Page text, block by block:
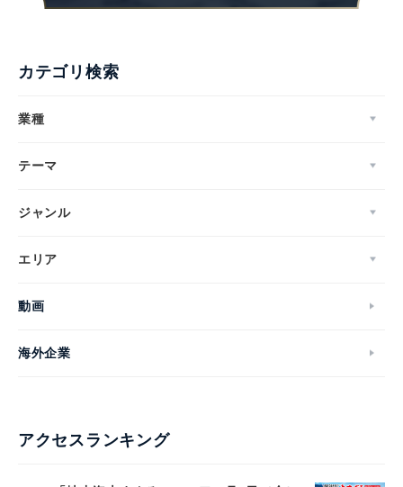
カテゴリ検索
業種
テーマ
ジャンル
エリア
動画
海外企業
アクセスランキング